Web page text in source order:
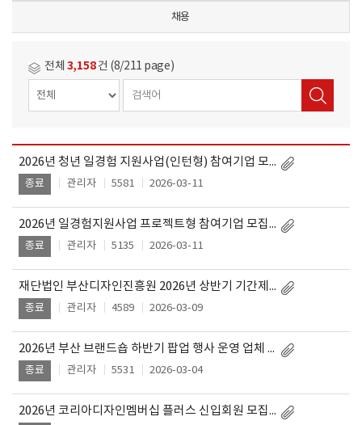
채용
전체 3,158건 (8/211 page)
제
목
작
성
2026년 청년 일경험 지원사업(인턴형) 참여기업 모집 공고
종료 관리자 5581 2026-03-11
2026년 일경험지원사업 프로젝트형 참여기업 모집 공고
종료 관리자 5135 2026-03-11
재단법인 부산디자인진흥원 2026년 상반기 기간제 직원 채용 채용대상자 발표
종료 관리자 4589 2026-03-09
2026년 부산 브랜드숍 하반기 팝업 행사 운영 업체 모집 공고
종료 관리자 5531 2026-03-04
2026년 코리아디자인멤버십 플러스 신입회원 모집 공고